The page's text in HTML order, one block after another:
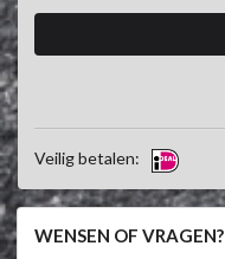
Veilig betalen:
WENSEN OF VRAGEN?